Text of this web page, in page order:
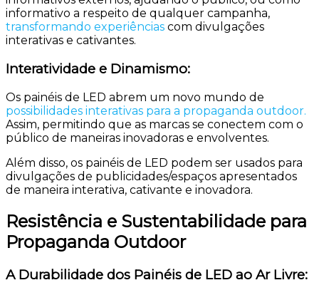
informativo a respeito de qualquer campanha,
transformando experiências com divulgações
interativas e cativantes.
Interatividade e Dinamismo:
Os painéis de LED abrem um novo mundo de
possibilidades interativas para a propaganda outdoor.
Assim, permitindo que as marcas se conectem com o
público de maneiras inovadoras e envolventes.
Além disso, os painéis de LED podem ser usados para
divulgações de publicidades/espaços apresentados
de maneira interativa, cativante e inovadora.
Resistência e Sustentabilidade para
Propaganda Outdoor
A Durabilidade dos Painéis de LED ao Ar Livre: